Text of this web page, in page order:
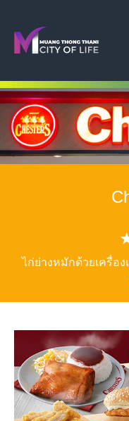
ไก่ย่างหมักด้วยเครื่อง